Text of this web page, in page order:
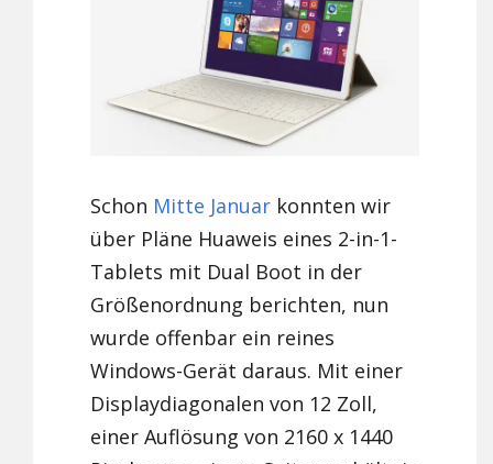
Schon Mitte Januar konnten wir
über Pläne Huaweis eines 2-in-1-
Tablets mit Dual Boot in der
Größenordnung berichten, nun
wurde offenbar ein reines
Windows-Gerät daraus. Mit einer
Displaydiagonalen von 12 Zoll,
einer Auflösung von 2160 x 1440